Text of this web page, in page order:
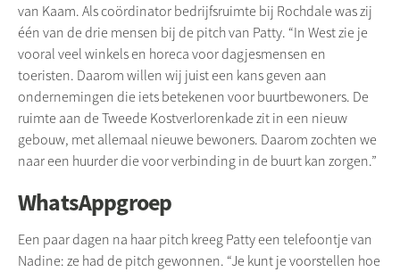
van Kaam. Als coördinator bedrijfsruimte bij Rochdale was zij
één van de drie mensen bij de pitch van Patty. “In West zie je
vooral veel winkels en horeca voor dagjesmensen en
toeristen. Daarom willen wij juist een kans geven aan
ondernemingen die iets betekenen voor buurtbewoners. De
ruimte aan de Tweede Kostverlorenkade zit in een nieuw
gebouw, met allemaal nieuwe bewoners. Daarom zochten we
naar een huurder die voor verbinding in de buurt kan zorgen.”
WhatsAppgroep
Een paar dagen na haar pitch kreeg Patty een telefoontje van
Nadine: ze had de pitch gewonnen. “Je kunt je voorstellen hoe